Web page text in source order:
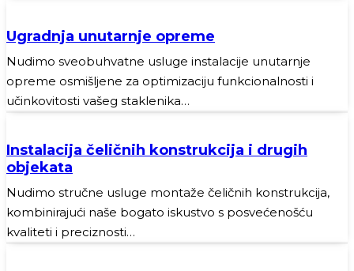
Ugradnja unutarnje opreme
Nudimo sveobuhvatne usluge instalacije unutarnje
opreme osmišljene za optimizaciju funkcionalnosti i
učinkovitosti vašeg staklenika…
Instalacija čeličnih konstrukcija i drugih
objekata
Nudimo stručne usluge montaže čeličnih konstrukcija,
kombinirajući naše bogato iskustvo s posvećenošću
kvaliteti i preciznosti…